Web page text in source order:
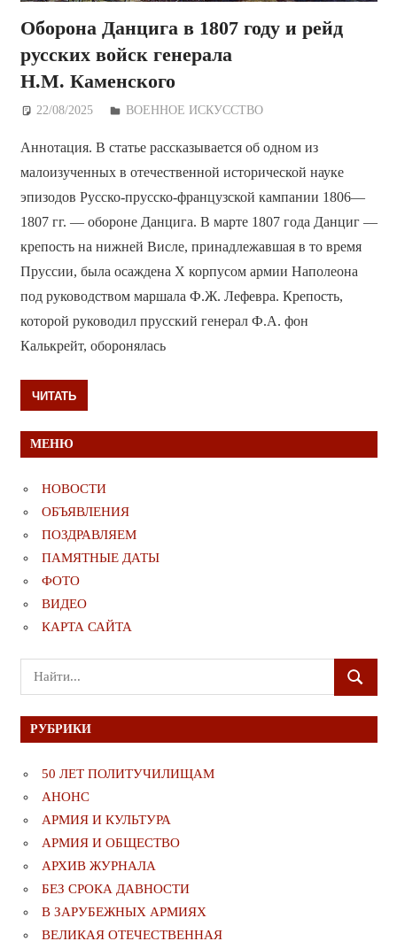
Оборона Данцига в 1807 году и рейд
русских войск генерала
Н.М. Каменского
22/08/2025 Дежурный по Редакции
ВОЕННОЕ ИСКУССТВО
Аннотация. В статье рассказывается об одном из
малоизученных в отечественной исторической науке
эпизодов Русско-прусско-французской кампании 1806—
1807 гг. — обороне Данцига. В марте 1807 года Данциг —
крепость на нижней Висле, принадлежавшая в то время
Пруссии, была осаждена X корпусом армии Наполеона
под руководством маршала Ф.Ж. Лефевра. Крепость,
которой руководил прусский генерал Ф.А. фон
Калькрейт, оборонялась
ЧИТАТЬ
МЕНЮ
НОВОСТИ
ОБЪЯВЛЕНИЯ
ПОЗДРАВЛЯЕМ
ПАМЯТНЫЕ ДАТЫ
ФОТО
ВИДЕО
КАРТА САЙТА
Поиск
для:
ПОИСК
РУБРИКИ
50 ЛЕТ ПОЛИТУЧИЛИЩАМ
АНОНС
АРМИЯ И КУЛЬТУРА
АРМИЯ И ОБЩЕСТВО
АРХИВ ЖУРНАЛА
БЕЗ СРОКА ДАВНОСТИ
В ЗАРУБЕЖНЫХ АРМИЯХ
ВЕЛИКАЯ ОТЕЧЕСТВЕННАЯ